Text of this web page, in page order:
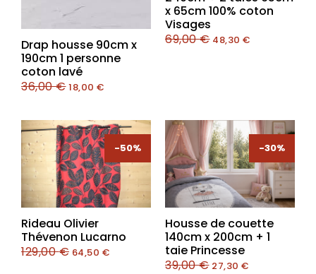
Drap housse 90cm x
190cm 1 personne
coton lavé
36,00€18,00 €
x 65cm 100% coton
Visages
69,00€ 48,30 €
-50%
-50%
Rideau Olivier
Thévenon Lucarno
129,00€ 64,50 €
-30%
-30%
Housse de couette
140cm x 200cm + 1
taie Princesse
39,00€ 27,30 €